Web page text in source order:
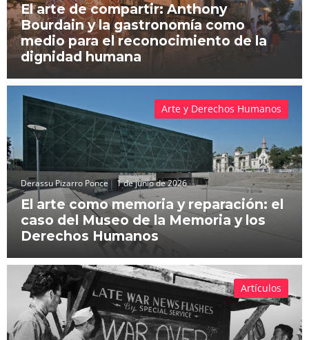
El arte de compartir: Anthony
Bourdain y la gastronomía como
medio para el reconocimiento de la
dignidad humana
Derassu Pizarro Ponce 1 de junio de 2026
El arte como memoria y reparación: el
caso del Museo de la Memoria y los
Derechos Humanos
Arte y Derechos Humanos
Artículos